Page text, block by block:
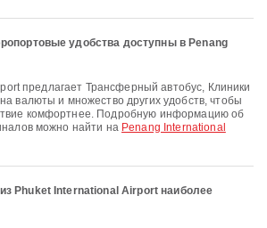
удобства доступны в Penang
валюты и множество других удобств, чтобы
комфортнее. Подробную информацию об
можно найти на Penang International
Phuket International Airport наиболее